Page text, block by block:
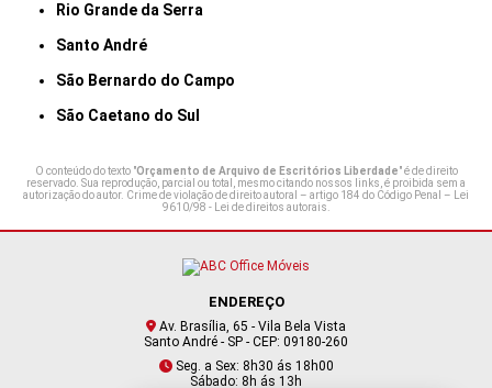
Rio Grande da Serra
Santo André
São Bernardo do Campo
São Caetano do Sul
O conteúdo do texto "Orçamento de Arquivo de Escritórios Liberdade" é de direito
reservado. Sua reprodução, parcial ou total, mesmo citando nossos links, é proibida sem a
autorização do autor. Crime de violação de direito autoral – artigo 184 do Código Penal – Lei
9610/98 - Lei de direitos autorais.
ENDEREÇO
Av. Brasília, 65 - Vila Bela Vista
Santo André - SP - CEP: 09180-260
Seg. a Sex: 8h30 ás 18h00
Sábado: 8h ás 13h